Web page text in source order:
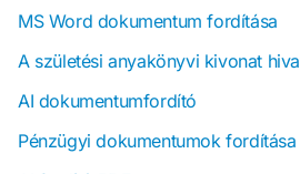
MS Word dokumentum fordítása
A születési anyakönyvi kivonat
AI dokumentumfordító
Pénzügyi dokumentumok fordítása